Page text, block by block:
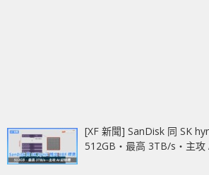
[XF 新聞] SanDisk 同 SK
512GB‧最高 3TB/s‧主攻